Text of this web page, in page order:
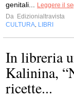
genitali...
Leggere il
Da Edizionialtravista
CULTURA LIBRI
In libreria
Kalinina,
ricette...